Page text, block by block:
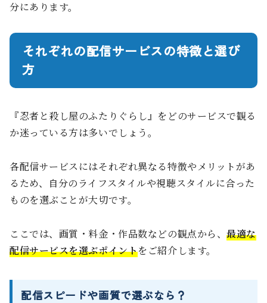
分にあります。
それぞれの配信サービスの特徴と選び
方
『忍者と殺し屋のふたりぐらし』をどのサービスで観る
か迷っている方は多いでしょう。
各配信サービスにはそれぞれ異なる特徴やメリットがあ
るため、自分のライフスタイルや視聴スタイルに合った
ものを選ぶことが大切です。
ここでは、画質・料金・作品数などの観点から、最適な
配信サービスを選ぶポイントをご紹介します。
配信スピードや画質で選ぶなら？